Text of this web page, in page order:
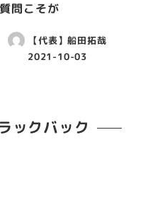
質問こそが
【代表】船田拓哉
2021-10-03
ックバック